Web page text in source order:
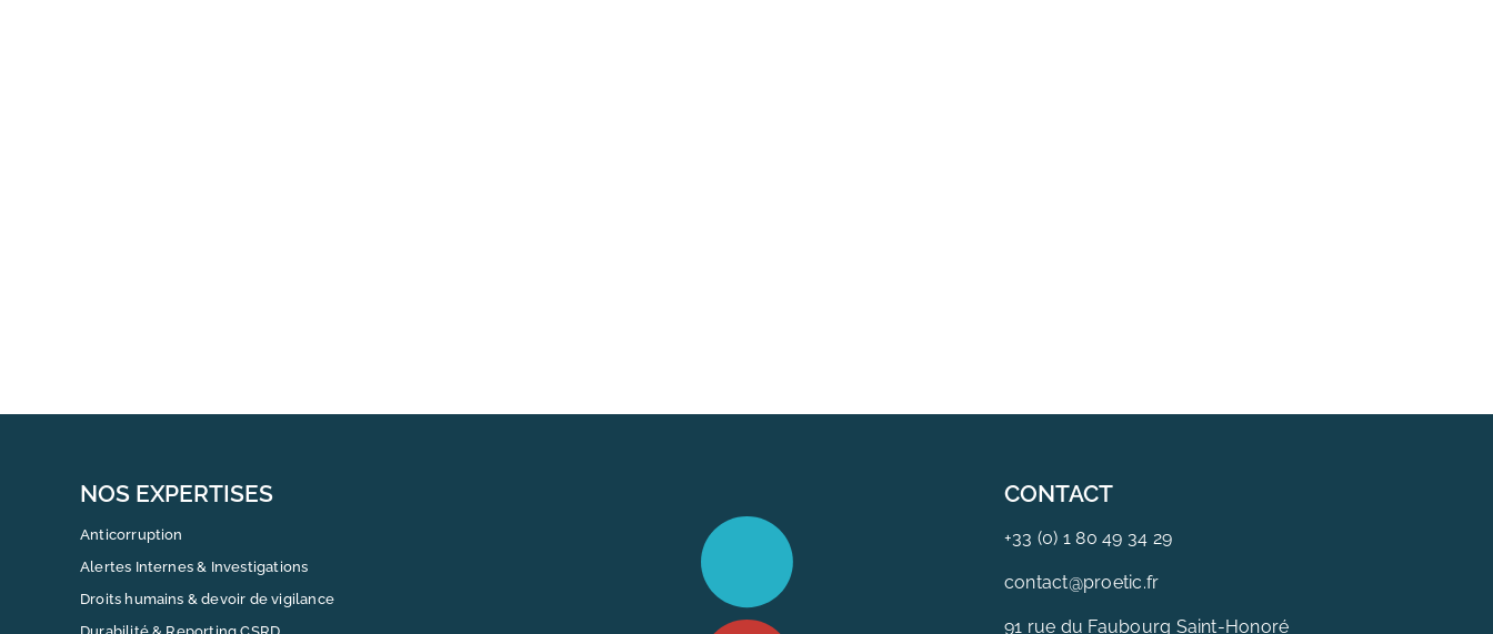
NOS EXPERTISES
Anticorruption
Alertes Internes & Investigations
Droits humains & devoir de vigilance
CONTACT
+33 (0) 1 80 49 34 29
contact@proetic.fr
91 rue du Faubourg Saint-Honoré